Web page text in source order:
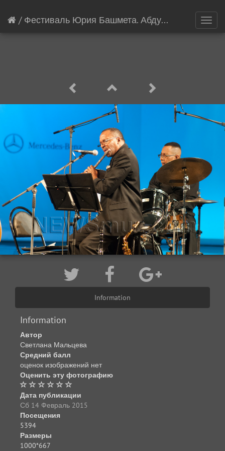
/ Фестиваль Юрия Башмета. Абдулла Ибрагим
Information
Information
Автор
Светлана Мальцева
Средний балл
оценок изображений нет
Оценить эту фотографию
Дата публикации
Сб 14 Февраль 2015
Посещения
5394
Размеры
1000*667